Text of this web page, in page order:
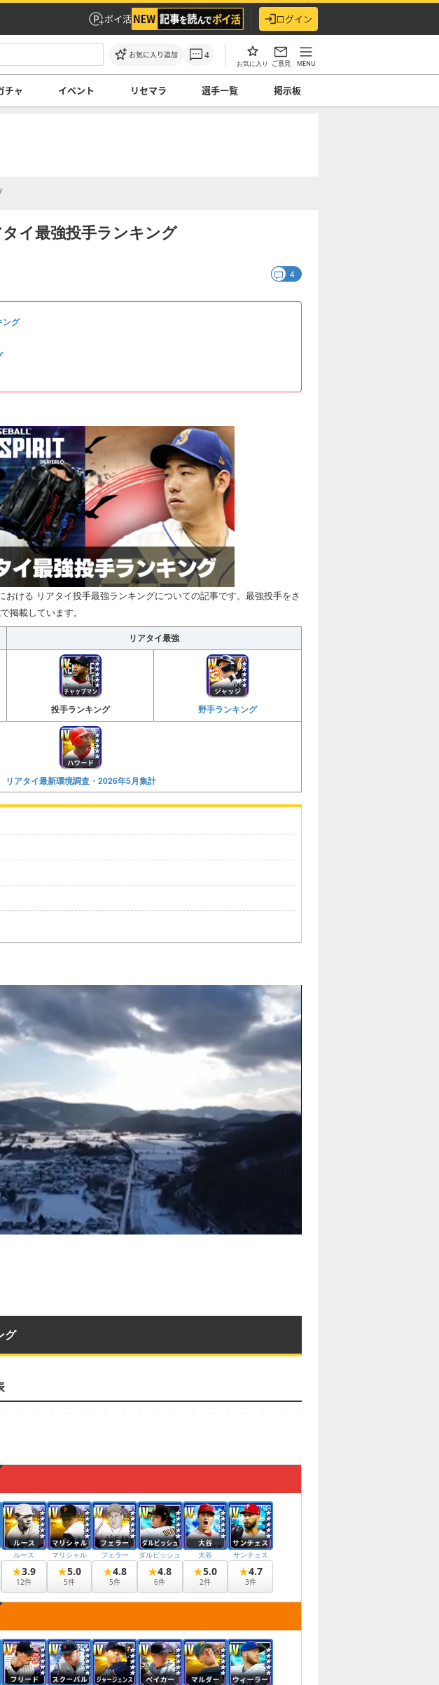
ポイ活 ログイン
お気に入り追加 4
お気に入り ご意見 MENU
チャ イベント リセマラ 選手一覧 掲示板
タイ最強投手ランキング
4
ング
おける リアタイ投手最強ランキングについての記事です。最強投手をさ
掲載しています。
リアタイ最強
投手ランキング 野手ランキング
リアタイ最新環境調査・2026年5月集計
グ
ルース
★3.9
12件
マリシャル
★5.0
5件
フェラー
★4.8
5件
ダルビッシュ
★4.8
6件
大谷
★5.0
2件
サンチェス
★4.7
3件